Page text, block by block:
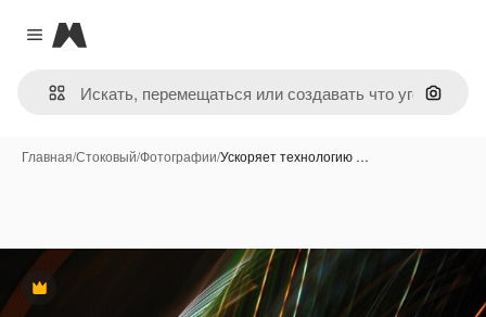
Close menu
Magnific
Поиск
Главная/Стоковый/Фотографии/Ускоряет технологию …
Премиум